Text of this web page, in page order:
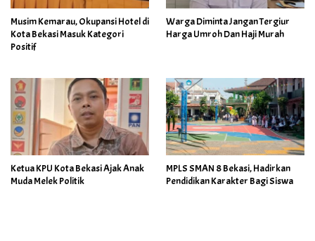
Musim Kemarau, Okupansi Hotel di
Kota Bekasi Masuk Kategori
Positif
Warga Diminta Jangan Tergiur
Harga Umroh Dan Haji Murah
Ketua KPU Kota Bekasi Ajak Anak
Muda Melek Politik
MPLS SMAN 8 Bekasi, Hadirkan
Pendidikan Karakter Bagi Siswa